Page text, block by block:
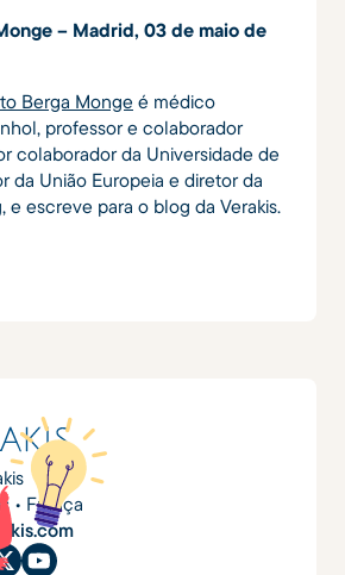
– Madrid, 03 de maio de
Berga Monge é médico
professor e colaborador
colaborador da Universidade de
da União Europeia e diretor da
e escreve para o blog da Verakis.
• França